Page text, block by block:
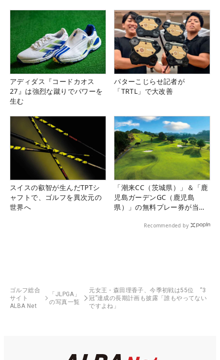
アディダス『コードカオス
27』は強烈な蹴りでパワーを
生む
パターこじらせ記者が
「TRTL」で大改善
スイスの叡智が生んだTPTシ
ャフトで、ゴルフを異次元の
世界へ
「潮来CC（茨城県）」＆「鹿
児島ガーデンGC（鹿児島
県）」の無料プレー券が当た
Recommended by
ゴルフ総合
サイト
ALBA Net
「JLPGA」
の写真一覧
元女王・森田理香子、今季初戦は55位 “3
冠”達成の長期計画も披露「誰もやってない
ですよね」